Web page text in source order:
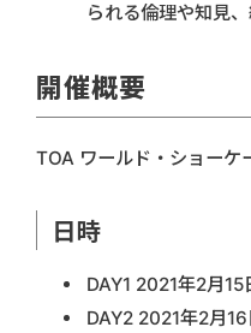
られる倫理や知見
開催概要
TOA ワールド・ショー
日時
DAY1 2021年2月
DAY2 2021年2月